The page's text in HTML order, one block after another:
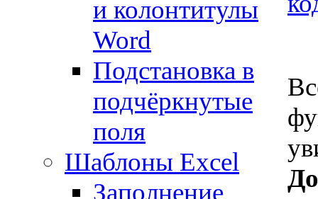
и колонтитулы
Word
Подстановка в
подчёркнутые
поля
Шаблоны Excel
Заполнение